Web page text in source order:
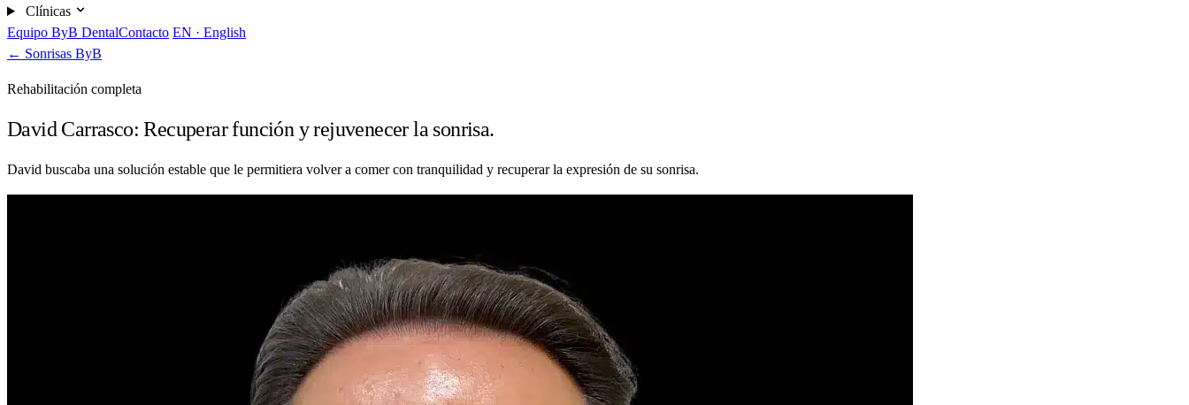
Clínicas
Equipo ByB DentalContacto EN · English
← Sonrisas ByB
Rehabilitación completa
David Carrasco: Recuperar función y rejuvenecer la sonrisa.
David buscaba una solución estable que le permitiera volver a comer con tranquilidad y recuperar la expresión de su sonrisa.